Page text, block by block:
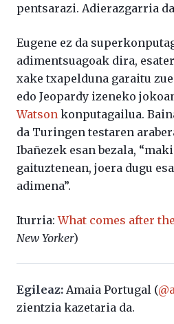
pentsarazi. Adierazgarria
Eugene ez da
adimentsuagoak dira,
xake txapelduna garaitu
edo Jeopardy izeneko
Watson konputagailua.
da Turingen testaren
Ibañezek esan bezala,
gaituztenean, joera dugu
adimena”.
Iturria:What comes after
New Yorker)
Egileaz: Amaia Portugal (
zientzia kazetaria da.